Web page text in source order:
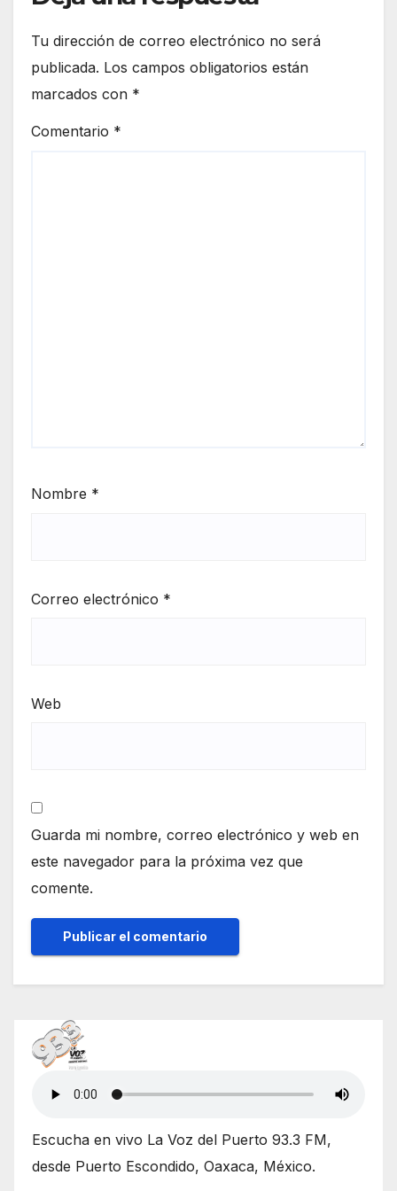
Tu dirección de correo electrónico no será
publicada. Los campos obligatorios están
marcados con *
Comentario *
Nombre *
Correo electrónico *
Web
Guarda mi nombre, correo electrónico y web en
este navegador para la próxima vez que
comente.
Escucha en vivo La Voz del Puerto 93.3 FM,
desde Puerto Escondido, Oaxaca, México.